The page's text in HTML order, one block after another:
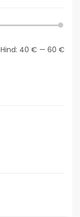
Hind: 40 € — 60 €